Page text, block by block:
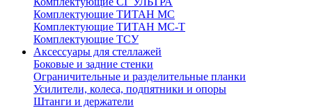
Комплектующие ТИТАН МС
Комплектующие ТИТАН МС-Т
Комплектующие ТСУ
Аксессуары для стеллажей
Боковые и задние стенки
Ограничительные и разделительные планки
Усилители, колеса, подпятники и опоры
Штанги и держатели